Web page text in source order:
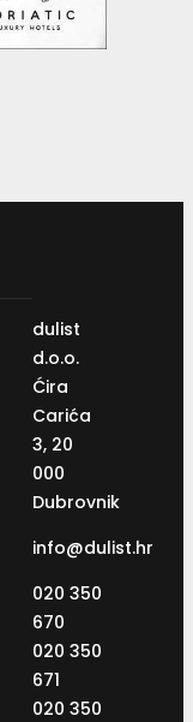
dulist
d.o.o.
Ćira
Carića
3, 20
000
Dubrovnik
info@dulist.hr
020 350
670
020 350
671
020 350